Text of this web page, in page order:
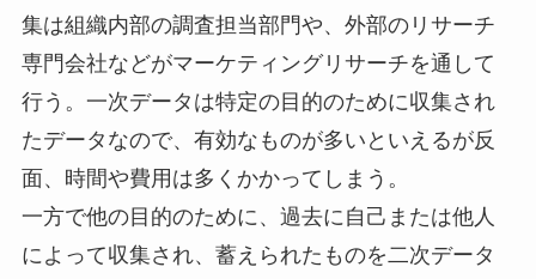
集は組織内部の調査担当部門や、外部のリサーチ
専門会社などがマーケティングリサーチを通して
行う。一次データは特定の目的のために収集され
たデータなので、有効なものが多いといえるが反
面、時間や費用は多くかかってしまう。
一方で他の目的のために、過去に自己または他人
によって収集され、蓄えられたものを二次データ